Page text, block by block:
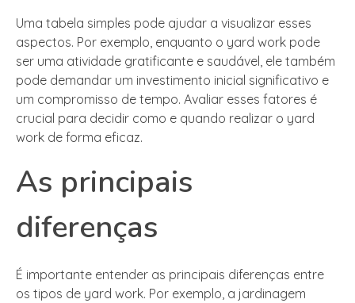
Uma tabela simples pode ajudar a visualizar esses
aspectos. Por exemplo, enquanto o yard work pode
ser uma atividade gratificante e saudável, ele também
pode demandar um investimento inicial significativo e
um compromisso de tempo. Avaliar esses fatores é
crucial para decidir como e quando realizar o yard
work de forma eficaz.
As principais
diferenças
É importante entender as principais diferenças entre
os tipos de yard work. Por exemplo, a jardinagem